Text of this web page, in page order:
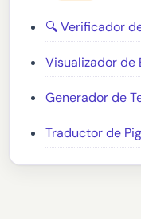
🔍 Verificador
Visualizador de
Generador de
Traductor de